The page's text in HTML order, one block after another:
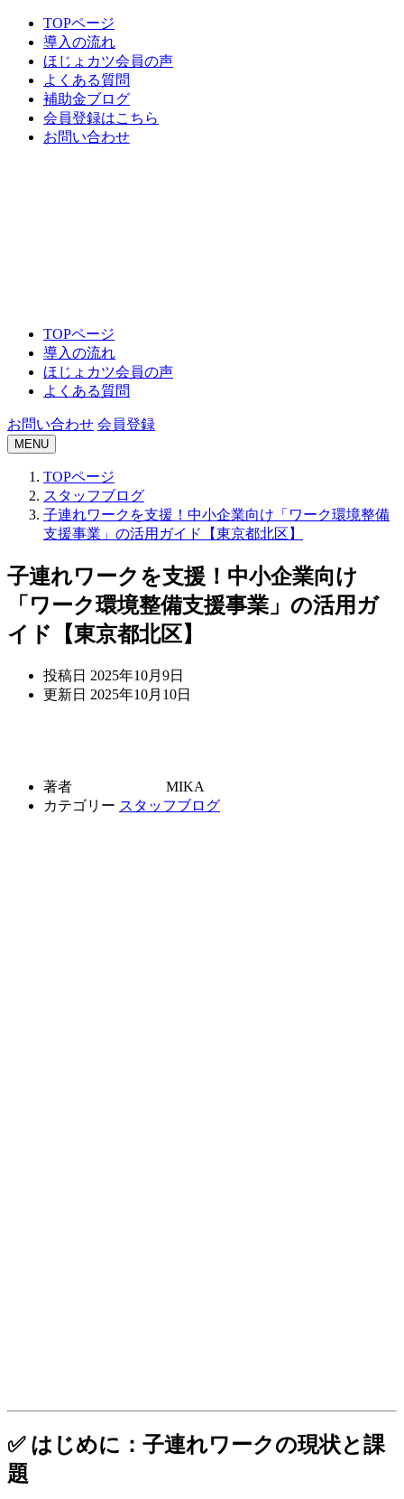
TOPページ
導入の流れ
ほじょカツ会員の声
よくある質問
補助金ブログ
会員登録はこちら
お問い合わせ
TOPページ
導入の流れ
ほじょカツ会員の声
よくある質問
お問い合わせ 会員登録
MENU
TOPページ
スタッフブログ
子連れワークを支援！中小企業向け「ワーク環境整備
支援事業」の活用ガイド【東京都北区】
子連れワークを支援！中小企業向け
「ワーク環境整備支援事業」の活用ガ
イド【東京都北区】
投稿日 2025年10月9日
更新日 2025年10月10日
著者
MIKA
カテゴリー スタッフブログ
✅ はじめに：子連れワークの現状と課
題